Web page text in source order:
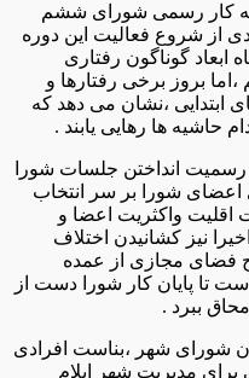
به کار رسمی شورای ششم
از شروع فعالیت این دوره
ابعاد گوناگون رفتاری
بروز برخی رفتارها و
ابتدایی ،نشان می دهد که
حاشیه ها رهایی یابند .
انداختن جلسات شورا
اعضای شورا بر سر انتخاب
واکثریت اعضا و
نیز کشانیدن اختلاف
فضای مجازی از عمده
تا پایان کار شورا دست از
ببرد .
شورای شهر ،بناست افرادی
مدیریت شهر ایلام